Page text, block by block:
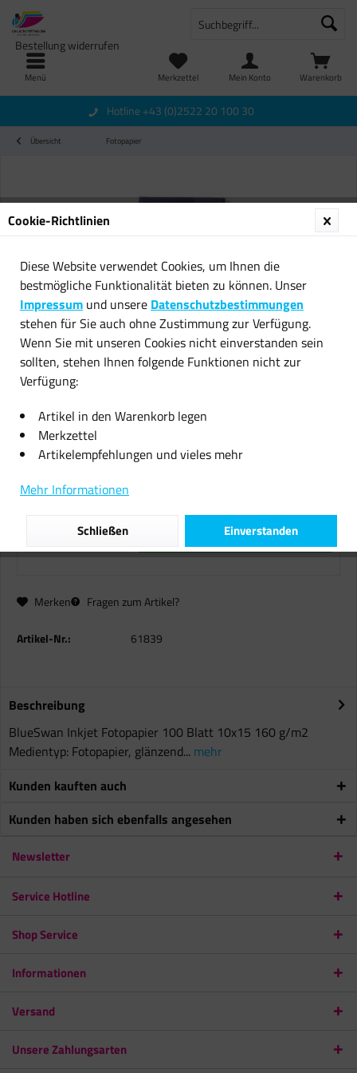
Menü Warenkorb
Merkzettel
Bestellung widerrufen
Mein Konto
Hotline +43 (0)2522 20 100 30
Übersicht Fotopapier
BlueSwan Inkjet Fotopapier 100
Blatt 10x15 160 g/m2
8,99 € *
inkl. MwSt. zzgl. Versandkosten
Sofort versandfertig, Lieferzeit ca. 1-2 Werktage
Warenkorb
Merken Fragen zum Artikel?
Artikel-Nr.: 61839
Beschreibung
BlueSwan Inkjet Fotopapier 100 Blatt 10x15 160 g/m2
Medientyp: Fotopapier, glänzend... mehr
Kunden kauften auch
Kunden haben sich ebenfalls angesehen
Newsletter
Service Hotline
Shop Service
Informationen
Versand
Unsere Zahlungsarten
Cookie-Richtlinien
Diese Website verwendet Cookies, um Ihnen die
bestmögliche Funktionalität bieten zu können. Unser
Impressum und unsere Datenschutzbestimmungen
stehen für Sie auch ohne Zustimmung zur Verfügung.
Wenn Sie mit unseren Cookies nicht einverstanden sein
sollten, stehen Ihnen folgende Funktionen nicht zur
Verfügung:
Artikel in den Warenkorb legen
Merkzettel
Artikelempfehlungen und vieles mehr
Mehr Informationen
Einverstanden
Schließen